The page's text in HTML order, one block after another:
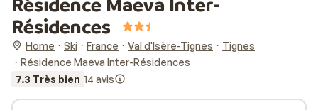
Résidences
Home Ski France Val d'Isère-Tignes
Tignes
Résidence Maeva Inter-Résidences
7.3 Très bien 14 avis